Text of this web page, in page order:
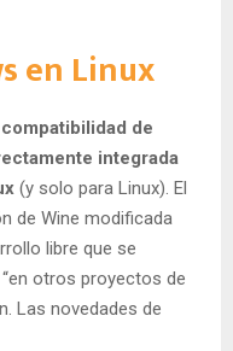
en Linux
compatibilidad de
integrada
(y solo para Linux). El
de Wine modificada
libre que se
otros proyectos de
Las novedades de